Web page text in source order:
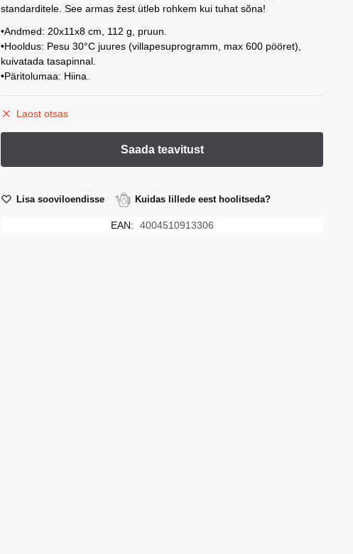
standarditele. See armas žest ütleb rohkem kui tuhat sõna!
•Andmed: 20x11x8 cm, 112 g, pruun.
•Hooldus: Pesu 30°C juures (villapesuprogramm, max 600 pööret),
kuivatada tasapinnal.
•Päritolumaa: Hiina.
Laost otsas
Lisa sooviloendisse Kuidas lillede eest hoolitseda?
EAN: 4004510913306